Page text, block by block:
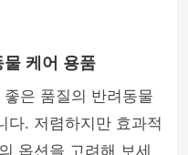
케어 용품
은 품질의 반려동물
다. 저렴하지만 효과적
옵션을 고려해 보세